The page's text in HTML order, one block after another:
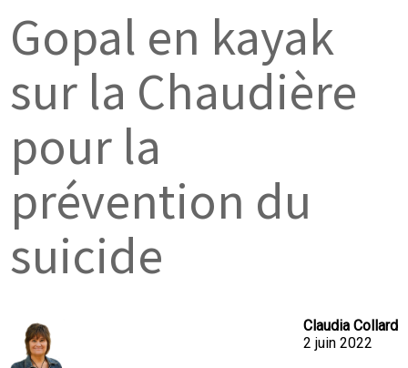
Gopal en kayak
sur la Chaudière
pour la
prévention du
suicide
Claudia Collard
2 juin 2022